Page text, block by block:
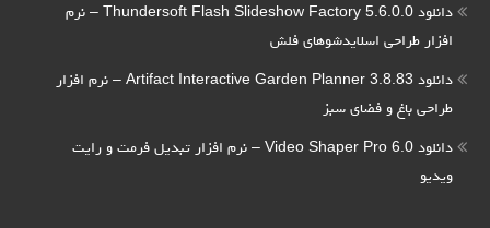
دانلود Thundersoft Flash Slideshow Factory 5.6.0.0 – نرم
افزار طراحی اسلایدشوهای فلش
دانلود Artifact Interactive Garden Planner 3.8.83 – نرم افزار
طراحی باغ و فضای سبز
دانلود Video Shaper Pro 6.0 – نرم افزار تبدیل فرمت و رایت
ویدیو